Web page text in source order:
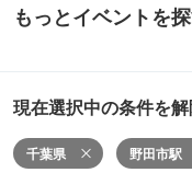
もっとイベントを
現在選択中の条件を
千葉県 野田市駅